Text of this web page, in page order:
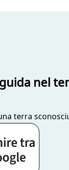
nel
terra